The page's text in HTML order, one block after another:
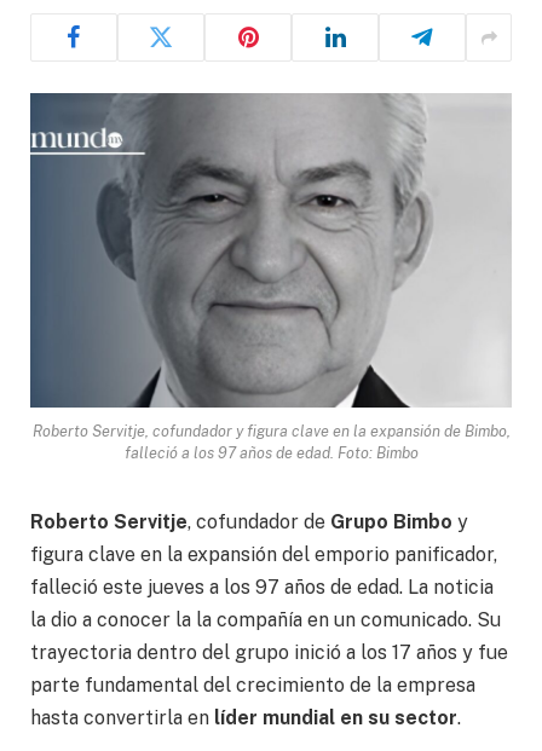
Roberto Servitje, cofundador y figura clave en la expansión de Bimbo,
falleció a los 97 años de edad. Foto: Bimbo
Roberto Servitje, cofundador de Grupo Bimbo y
figura clave en la expansión del emporio panificador,
falleció este jueves a los 97 años de edad. La noticia
la dio a conocer la la compañía en un comunicado. Su
trayectoria dentro del grupo inició a los 17 años y fue
parte fundamental del crecimiento de la empresa
hasta convertirla en líder mundial en su sector.